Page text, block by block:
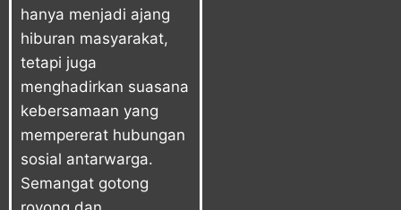
hanya menjadi ajang
hiburan masyarakat,
tetapi juga
menghadirkan suasana
kebersamaan yang
mempererat hubungan
sosial antarwarga.
Semangat gotong